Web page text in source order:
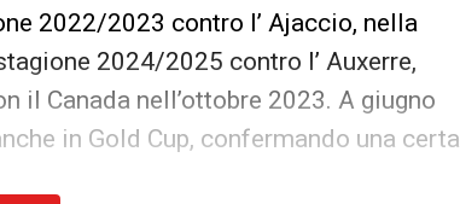
2022/2023 contro l’ Ajaccio, nella
2024/2025 contro l’ Auxerre,
il Canada nell’ottobre 2023. A giugno
in Gold Cup, confermando una certa